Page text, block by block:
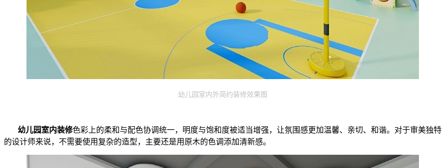
幼儿园室内外简约装修效果图
幼儿园室内装修色彩上的柔和与配色协调统一，明度与饱和度被适当增强，让氛围感更加温馨、亲切、和谐。对于审美独特
的设计师来说，不需要使用复杂的造型，主要还是用原木的色调添加清新感。